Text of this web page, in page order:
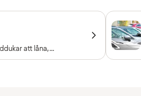
att låna,
Fria